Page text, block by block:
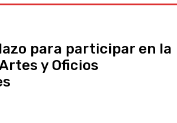
para participar en la
y Oficios